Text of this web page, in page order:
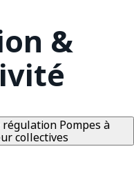
&
Pompes à
collectives